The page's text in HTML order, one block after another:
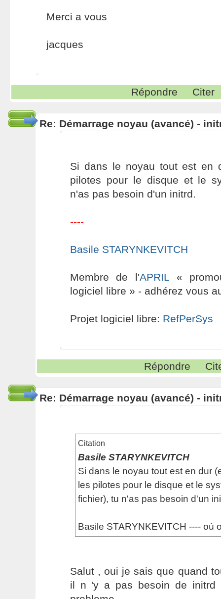
Merci a vous
jacques
Répondre Citer
Re: Démarrage noyau (avancé) -
Si dans le noyau tout est en
pilotes pour le disque et le
n'as pas besoin d'un initrd.
----
Basile STARYNKEVITCH
Membre de l'APRIL «
logiciel libre » - adhérez vous
Projet logiciel libre: RefPerSys
Répondre
Re: Démarrage noyau (avancé) -
Citation
Basile STARYNKEVITCH
Si dans le noyau tout est en dur
les pilotes pour le disque et le
fichier), tu n'as pas besoin d'un
Basile STARYNKEVITCH ---- où
Salut , oui je sais que quand
il n 'y a pas besoin de initrd